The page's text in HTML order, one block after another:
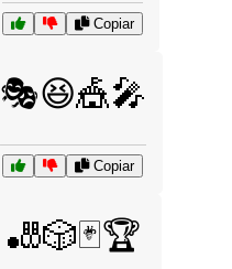
Copiar
🎭😆🎪🎤
Copiar
🎳🎲🃏🏆